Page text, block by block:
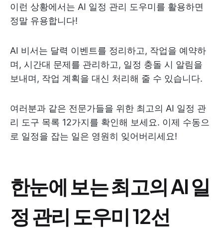
이런 상황에서는 AI 일정 관리 도우미를 활용하면
정말 유용합니다!
AI 비서는 달력 이벤트를 정리하고, 작업을 예약하
며, 시간대 문제를 관리하고, 일정 충돌 시 알림을
보내며, 작업 계획을 대신 처리해 줄 수 있습니다.
여러분과 같은 전문가들을 위한 최고의 AI 일정 관
리 도구 목록 12가지를 확인해 보세요. 이제 수동으
로 일정을 잡는 일은 영원히 잊어버리세요!
한눈에 보는 최고의 AI 일
정 관리 도우미 12선